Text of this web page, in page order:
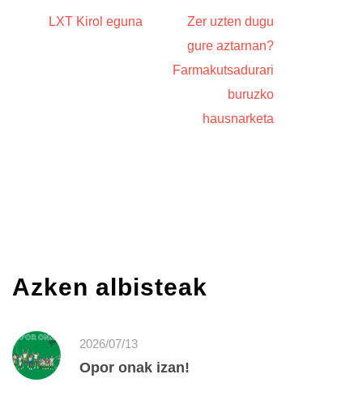
LXT Kirol eguna
Zer uzten dugu
gure aztarnan?
Farmakutsadurari
buruzko
hausnarketa
Azken albisteak
2026/07/13
Opor onak izan!